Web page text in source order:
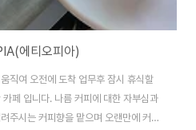
에티오피아)
직여 오전에 도착 업무후 잠시 휴식할
페 입니다. 나름 커피에 대한 자부심과
주시는 커피향을 맡으며 오랜만에 커피